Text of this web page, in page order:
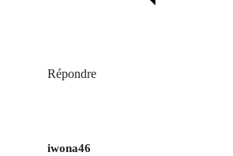
Répondre
iwona46